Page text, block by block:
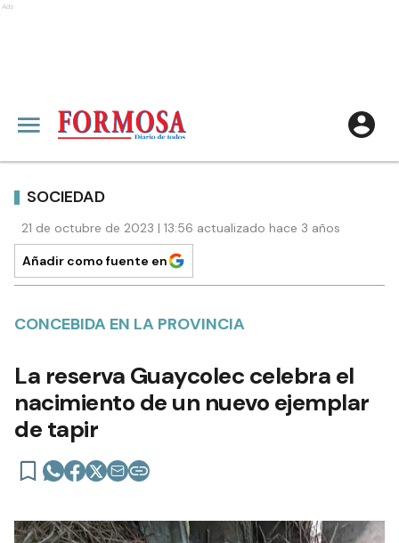
Ads
SOCIEDAD
21 de octubre de 2023 | 13:56 actualizado hace 3 años
Añadir como fuente en
CONCEBIDA EN LA PROVINCIA
La reserva Guaycolec celebra el
nacimiento de un nuevo ejemplar
de tapir